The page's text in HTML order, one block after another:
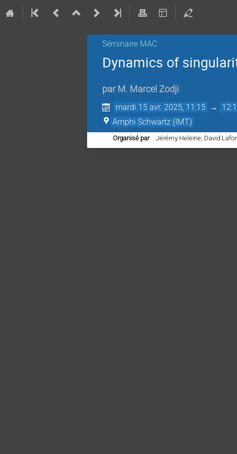
Séminaire MAC
Dynamics of
par M. Marcel Zodji
mardi 15 avr. 2025, 11:15 →
Amphi Schwartz (IMT)
Organisé par Jérémy Heleine, David